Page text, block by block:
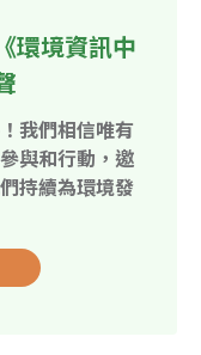
環境資訊中
我們相信唯有
與和行動，邀
持續為環境發